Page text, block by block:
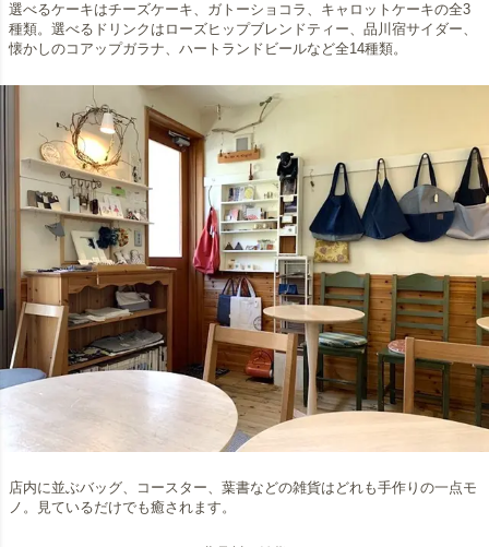
選べるケーキはチーズケーキ、ガトーショコラ、キャロットケーキの全3
種類。選べるドリンクはローズヒップブレンドティー、品川宿サイダー、
懐かしのコアップガラナ、ハートランドビールなど全14種類。
店内に並ぶバッグ、コースター、葉書などの雑貨はどれも手作りの一点モ
ノ。見ているだけでも癒されます。